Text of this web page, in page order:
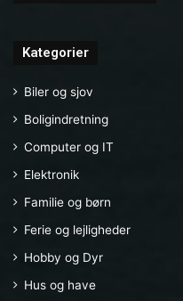
Kategorier
Biler og sjov
Boligindretning
Computer og IT
Elektronik
Familie og børn
Ferie og lejligheder
Hobby og Dyr
Hus og have